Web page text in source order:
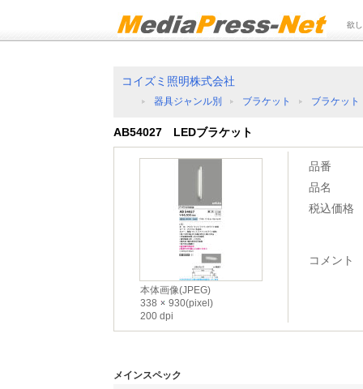
欲
コイズミ照明株式会社
器具ジャンル別 ブラケット ブラケット
AB54027 LEDブラケット
本体画像(JPEG)
338
930(pixel)
200 dpi
品番
品名
税込価格
コメント
メインスペック